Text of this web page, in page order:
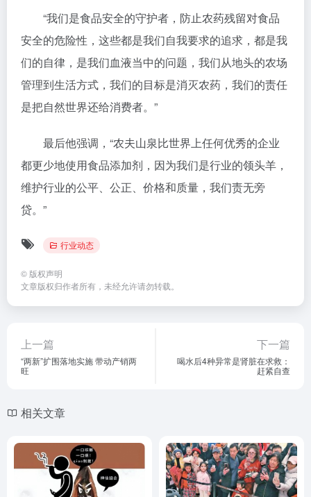
“我们是食品安全的守护者，防止农药残留对食品
安全的危险性，这些都是我们自我要求的追求，都是我
们的自律，是我们血液当中的问题，我们从地头的农场
管理到生活方式，我们的目标是消灭农药，我们的责任
是把自然世界还给消费者。”
最后他强调，“农夫山泉比世界上任何优秀的企业
都更少地使用食品添加剂，因为我们是行业的领头羊，
维护行业的公平、公正、价格和质量，我们责无旁
贷。”
行业动态
© 版权声明
文章版权归作者所有，未经允许请勿转载。
上一篇
“两新”扩围落地实施 带动产销两
旺
下一篇
喝水后4种异常是肾脏在求救：
赶紧自查
相关文章